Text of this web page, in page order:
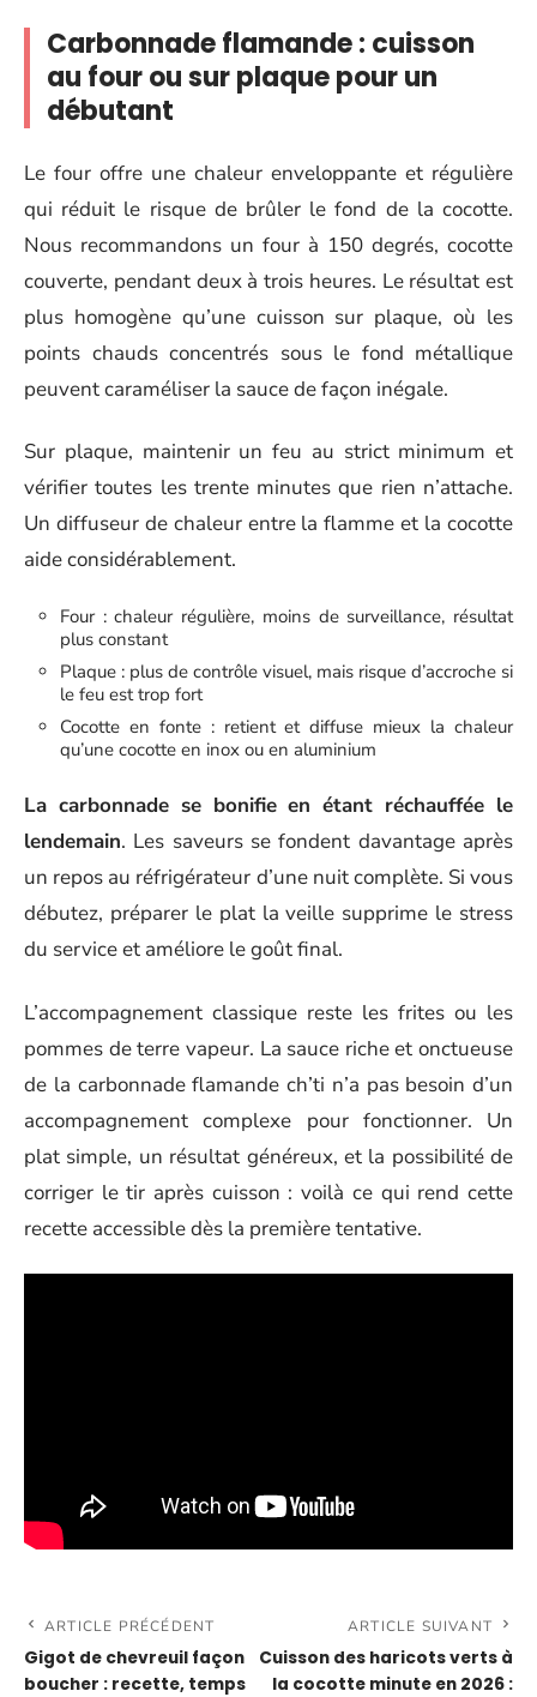
Carbonnade flamande : cuisson
au four ou sur plaque pour un
débutant
Le four offre une chaleur enveloppante et régulière
qui réduit le risque de brûler le fond de la cocotte.
Nous recommandons un four à 150 degrés, cocotte
couverte, pendant deux à trois heures. Le résultat est
plus homogène qu’une cuisson sur plaque, où les
points chauds concentrés sous le fond métallique
peuvent caraméliser la sauce de façon inégale.
Sur plaque, maintenir un feu au strict minimum et
vérifier toutes les trente minutes que rien n’attache.
Un diffuseur de chaleur entre la flamme et la cocotte
aide considérablement.
Four : chaleur régulière, moins de surveillance, résultat
plus constant
Plaque : plus de contrôle visuel, mais risque d’accroche si
le feu est trop fort
Cocotte en fonte : retient et diffuse mieux la chaleur
qu’une cocotte en inox ou en aluminium
La carbonnade se bonifie en étant réchauffée le
lendemain. Les saveurs se fondent davantage après
un repos au réfrigérateur d’une nuit complète. Si vous
débutez, préparer le plat la veille supprime le stress
du service et améliore le goût final.
L’accompagnement classique reste les frites ou les
pommes de terre vapeur. La sauce riche et onctueuse
de la carbonnade flamande ch’ti n’a pas besoin d’un
accompagnement complexe pour fonctionner. Un
plat simple, un résultat généreux, et la possibilité de
corriger le tir après cuisson : voilà ce qui rend cette
recette accessible dès la première tentative.
ARTICLE PRÉCÉDENT
Gigot de chevreuil façon
boucher : recette, temps
ARTICLE SUIVANT
Cuisson des haricots verts à
la cocotte minute en 2026 :